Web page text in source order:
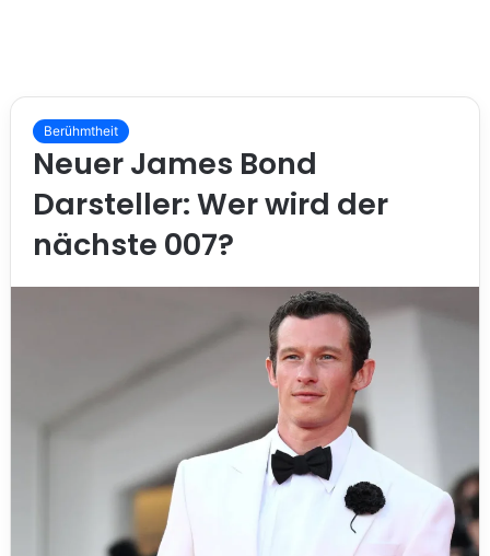
Berühmtheit
Neuer James Bond
Darsteller: Wer wird der
nächste 007?